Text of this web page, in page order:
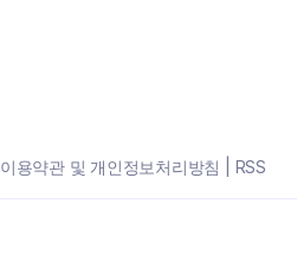
이용약관 및 개인정보처리방침 RSS